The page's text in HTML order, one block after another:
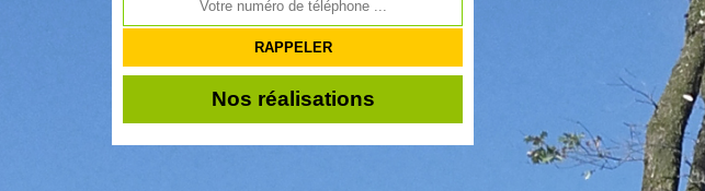
Nos réalisations